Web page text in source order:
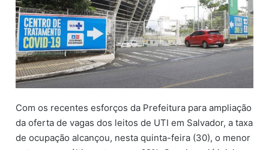
e
-
m
a
i
Com os recentes esforços da Prefeitura para ampliação
da oferta de vagas dos leitos de UTI em Salvador, a taxa
de ocupação alcançou, nesta quinta-feira (30), o menor